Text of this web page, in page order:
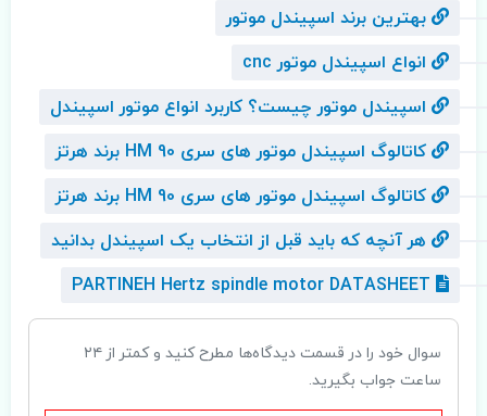
بهترین برند اسپیندل موتور
انواع اسپیندل موتور cnc
اسپیندل موتور چیست؟ کاربرد انواع موتور اسپیندل
کاتالوگ اسپیندل موتور های سری HM 90 برند هرتز
کاتالوگ اسپیندل موتور های سری HM 90 برند هرتز
هر آنچه که باید قبل از انتخاب یک اسپیندل بدانید
سوال خود را در قسمت دیدگاه‌ها مطرح کنید و کمتر از ۲۴
ساعت جواب بگیرید.